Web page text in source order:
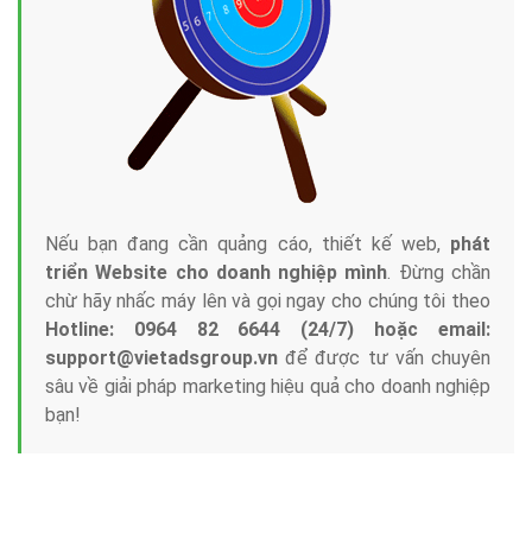
Nếu bạn đang cần quảng cáo, thiết kế web, phát
triển Website cho doanh nghiệp mình. Đừng chần
chừ hãy nhấc máy lên và gọi ngay cho chúng tôi theo
Hotline: 0964 82 6644 (24/7) hoặc email:
support@vietadsgroup.vn để được tư vấn chuyên
sâu về giải pháp marketing hiệu quả cho doanh nghiệp
bạn!